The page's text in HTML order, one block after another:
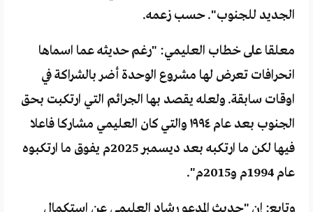
الجديد للجنوب". حسب زعمه.
معلقا على خطاب العليمي: "رغم حديثه عما اسماها
انحرافات تعرض لها مشروع الوحدة أضر بالشراكة في
اوقات سابقة. ولعله يقصد بها الجرائم التي ارتكبت بحق
الجنوب بعد عام ١٩٩٤ والتي كان العليمي مشاركا فاعلا
فيها لكن ما ارتكبه بعد ديسمبر 2025م يفوق ما ارتكبوه
عام 1994م و2015م".
وتابع: إن "حديث المدعو رشاد العليمي عن استكمال